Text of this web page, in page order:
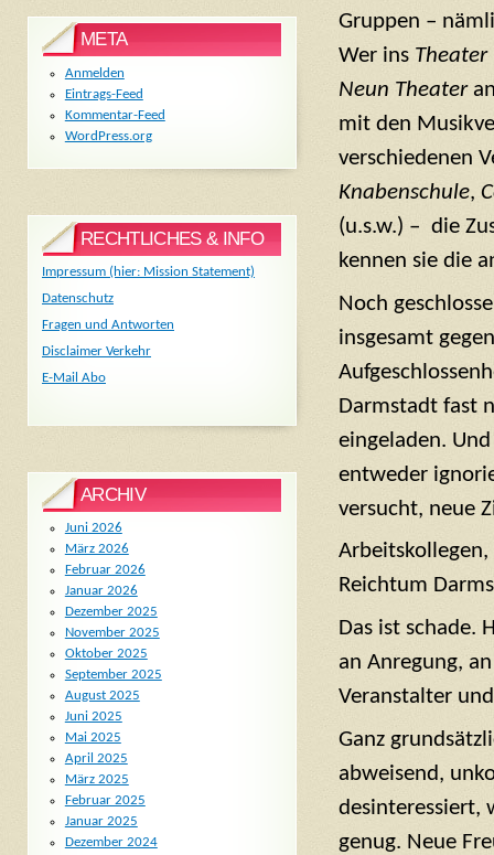
Gruppen –
Wer ins
Neun Theater
mit den
verschiedenen
Knabenschule,
(u.s.w.) – die
kennen sie die
Noch
insgesamt
Darmstadt fast
eingeladen.
entweder
versucht, neue
Reichtum
Das ist schade.
an Anregung,
Veranstalter
Ganz
abweisend,
desinteressiert,
genug. Neue
META
Anmelden
Eintrags-Feed
Kommentar-Feed
WordPress.org
RECHTLICHES & INFO
Impressum (hier: Mission Statement)
Datenschutz
Fragen und Antworten
Disclaimer Verkehr
E-Mail Abo
ARCHIV
Juni 2026
März 2026
Februar 2026
Januar 2026
Dezember 2025
November 2025
Oktober 2025
September 2025
August 2025
Juni 2025
Mai 2025
April 2025
März 2025
Februar 2025
Januar 2025
Dezember 2024